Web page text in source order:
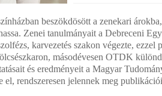
beszökdösött a zenekari
Zenei tanulmányait a Debreceni
karvezetés szakon végezte, ezzel
másodévesen OTDK
és eredményeit a Magyar
el, rendszeresen jelennek meg